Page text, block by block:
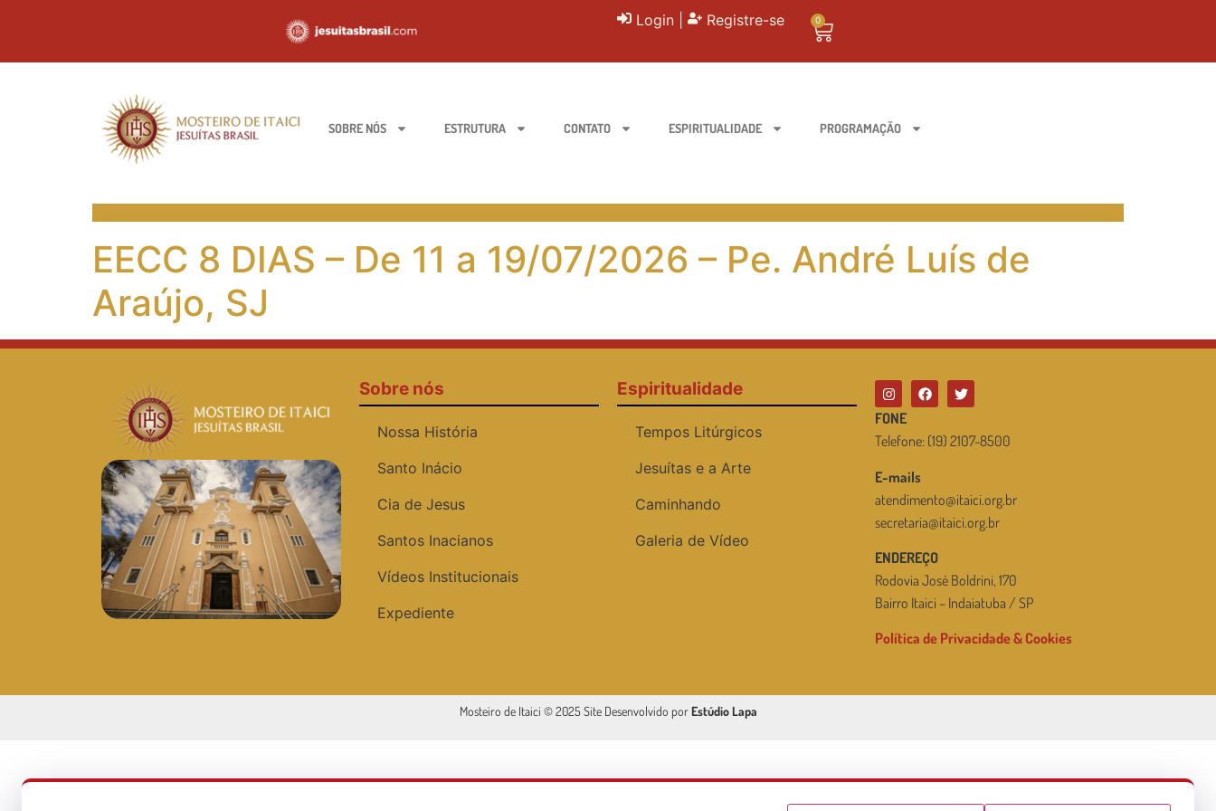
Login Registre-se 0
SOBRE NÓS ESTRUTURA CONTATO ESPIRITUALIDADE PROGRAMAÇÃO
EECC 8 DIAS – De 11 a 19/07/2026 – Pe. André Luís de
Araújo, SJ
Sobre nós
Nossa História
Santo Inácio
Cia de Jesus
Santos Inacianos
Vídeos Institucionais
Expediente
Espiritualidade
Tempos Litúrgicos
Jesuítas e a Arte
Caminhando
Galeria de Vídeo
FONE
Telefone: (19) 2107-8500
E-mails
atendimento@itaici.org.br
secretaria@itaici.org.br
ENDEREÇO
Rodovia José Boldrini, 170
Bairro Itaici – Indaiatuba / SP
Política de Privacidade & Cookies
Mosteiro de Itaici © 2025 Site Desenvolvido porEstúdio Lapa